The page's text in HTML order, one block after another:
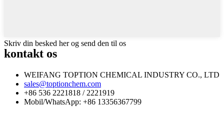
Skriv din besked her og send den til os
kontakt os
WEIFANG TOPTION CHEMICAL INDUSTRY CO., LTD
sales@toptionchem.com
+86 536 2221818 / 2221919
Mobil/WhatsApp: +86 13356367799